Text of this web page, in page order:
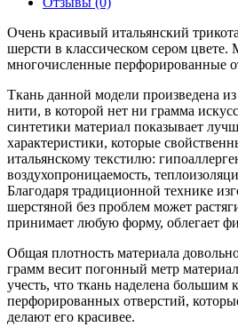
Очень красивый итальянский
шерсти в классическом сером цвете.
многочисленные перфорированные
Ткань данной модели произведена
нити, в которой нет ни грамма
синтетики материал показывает
характеристики, которые
итальянскому текстилю:
воздухопроницаемость,
Благодаря традиционной технике
шерстяной без проблем может
принимает любую форму, облегает
Общая плотность материала
грамм весит погонный метр
учесть, что ткань наделена большим
перфорированных отверстий,
делают его красивее.